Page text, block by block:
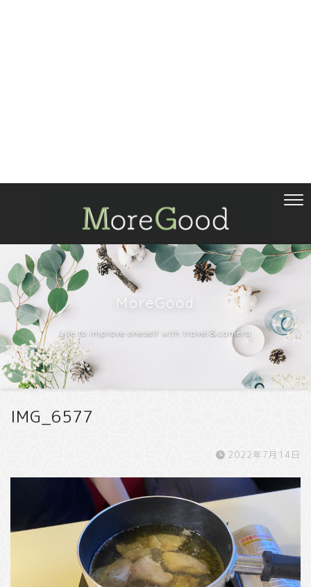
MoreGood
Life to improve oneself with travel＆camera
IMG_6577
2022年7月14日